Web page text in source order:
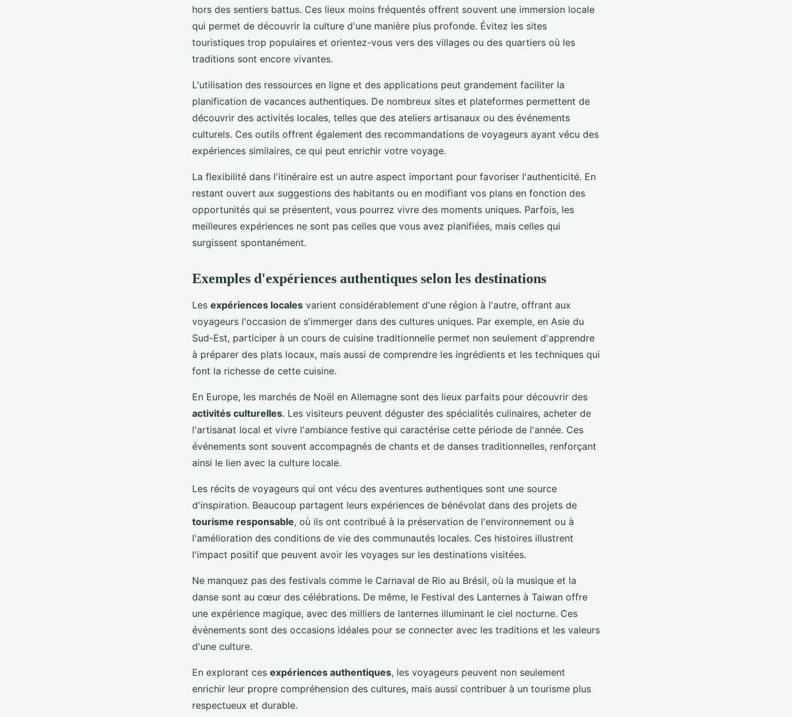
hors des sentiers battus. Ces lieux moins fréquentés offrent souvent une immersion locale
qui permet de découvrir la culture d'une manière plus profonde. Évitez les sites
touristiques trop populaires et orientez-vous vers des villages ou des quartiers où les
traditions sont encore vivantes.
L'utilisation des ressources en ligne et des applications peut grandement faciliter la
planification de vacances authentiques. De nombreux sites et plateformes permettent de
découvrir des activités locales, telles que des ateliers artisanaux ou des événements
culturels. Ces outils offrent également des recommandations de voyageurs ayant vécu des
expériences similaires, ce qui peut enrichir votre voyage.
La flexibilité dans l'itinéraire est un autre aspect important pour favoriser l'authenticité. En
restant ouvert aux suggestions des habitants ou en modifiant vos plans en fonction des
opportunités qui se présentent, vous pourrez vivre des moments uniques. Parfois, les
meilleures expériences ne sont pas celles que vous avez planifiées, mais celles qui
surgissent spontanément.
Exemples d'expériences authentiques selon les destinations
Les expériences locales varient considérablement d'une région à l'autre, offrant aux
voyageurs l'occasion de s'immerger dans des cultures uniques. Par exemple, en Asie du
Sud-Est, participer à un cours de cuisine traditionnelle permet non seulement d'apprendre
à préparer des plats locaux, mais aussi de comprendre les ingrédients et les techniques qui
font la richesse de cette cuisine.
En Europe, les marchés de Noël en Allemagne sont des lieux parfaits pour découvrir des
activités culturelles. Les visiteurs peuvent déguster des spécialités culinaires, acheter de
l'artisanat local et vivre l'ambiance festive qui caractérise cette période de l'année. Ces
événements sont souvent accompagnés de chants et de danses traditionnelles, renforçant
ainsi le lien avec la culture locale.
Les récits de voyageurs qui ont vécu des aventures authentiques sont une source
d'inspiration. Beaucoup partagent leurs expériences de bénévolat dans des projets de
tourisme responsable, où ils ont contribué à la préservation de l'environnement ou à
l'amélioration des conditions de vie des communautés locales. Ces histoires illustrent
l'impact positif que peuvent avoir les voyages sur les destinations visitées.
Ne manquez pas des festivals comme le Carnaval de Rio au Brésil, où la musique et la
danse sont au cœur des célébrations. De même, le Festival des Lanternes à Taiwan offre
une expérience magique, avec des milliers de lanternes illuminant le ciel nocturne. Ces
événements sont des occasions idéales pour se connecter avec les traditions et les valeurs
d'une culture.
En explorant ces expériences authentiques, les voyageurs peuvent non seulement
enrichir leur propre compréhension des cultures, mais aussi contribuer à un tourisme plus
respectueux et durable.